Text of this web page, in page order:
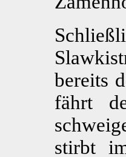
bereits
fährt
stirbt